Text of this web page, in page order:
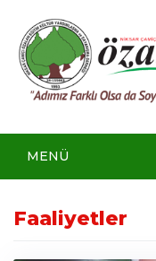
MENÜ
Faaliyetler